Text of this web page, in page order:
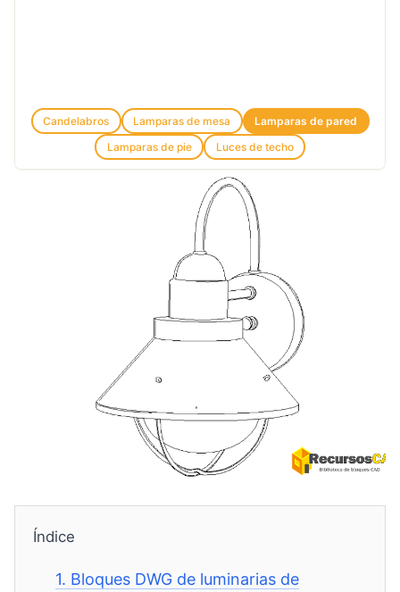
Candelabros Lamparas de mesa
Lamparas de pared
Lamparas de pie
Luces de techo
Índice
1. Bloques DWG de luminarias de